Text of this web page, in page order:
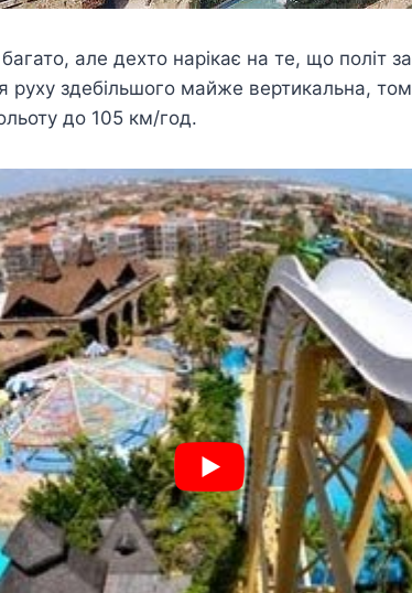
але дехто нарікає на те, що політ
руху здебільшого майже вертикальна,
до 105 км/год.